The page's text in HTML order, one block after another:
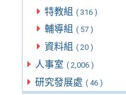
特教組 ( 316 )
輔導組 ( 57 )
資料組 ( 20 )
人事室 ( 2,006 )
研究發展處 ( 46 )